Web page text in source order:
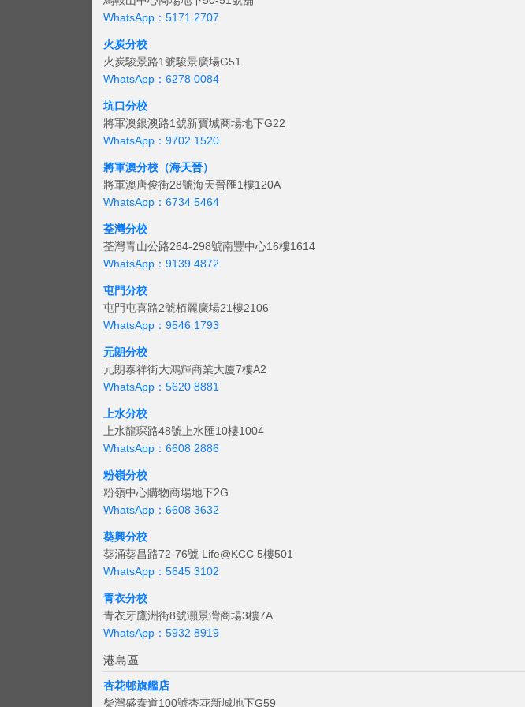
WhatsApp：5171 2707
火炭分校
火炭駿景路1號駿景廣場G51
WhatsApp：6278 0084
坑口分校
將軍澳銀澳路1號新寶城商場地下G22
WhatsApp：9702 1520
將軍澳分校（海天晉）
將軍澳唐俊街28號海天晉匯1樓120A
WhatsApp：6734 5464
荃灣分校
荃灣青山公路264-298號南豐中心16樓1614
WhatsApp：9139 4872
屯門分校
屯門屯喜路2號栢麗廣場21樓2106
WhatsApp：9546 1793
元朗分校
元朗泰祥街大鴻輝商業大廈7樓A2
WhatsApp：5620 8881
上水分校
上水龍琛路48號上水匯10樓1004
WhatsApp：6608 2886
粉嶺分校
粉嶺中心購物商場地下2G
WhatsApp：6608 3632
葵興分校
葵涌葵昌路72-76號 Life@KCC 5樓501
WhatsApp：5645 3102
青衣分校
青衣牙鷹洲街8號灝景灣商場3樓7A
WhatsApp：5932 8919
港島區
杏花邨旗艦店
柴灣盛泰道100號杏花新城地下G59